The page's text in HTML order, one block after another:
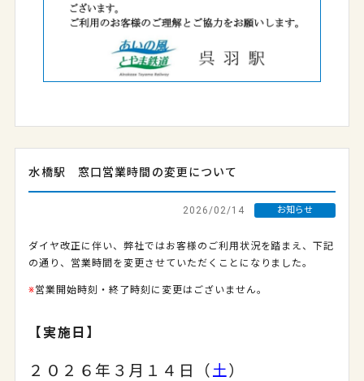
水橋駅 窓口営業時間の変更について
2026/02/14 お知らせ
ダイヤ改正に伴い、弊社ではお客様のご利用状況を踏まえ、下記
の通り、営業時間を変更させていただくことになりました。
※営業開始時刻・終了時刻に変更はございません。
【実施日】
２０２６年３月１４日（土）